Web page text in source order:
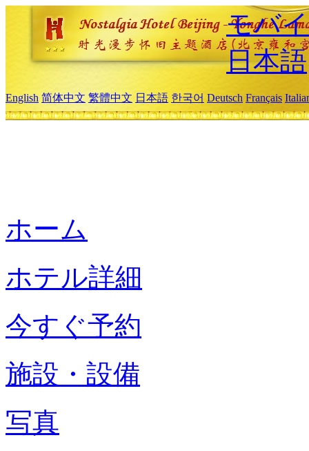
モバ
日本語
English 简体中文 繁體中文 日本語 한국어 Deutsch Français
ホーム
ホテル詳細
今すぐ予約
施設・設備
写真